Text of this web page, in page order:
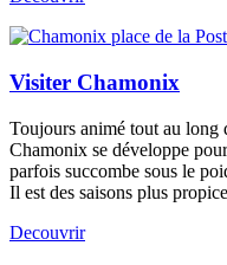
Visiter Chamonix
Toujours animé tout au long
Chamonix se développe
parfois succombe sous le
Il est des saisons plus
Decouvrir